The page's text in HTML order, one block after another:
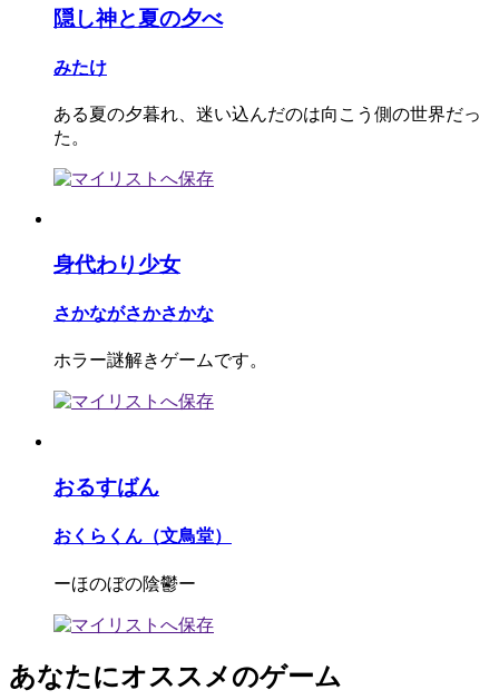
隠し神と夏の夕べ
みたけ
ある夏の夕暮れ、迷い込んだのは向こう側の世界だっ
た。
身代わり少女
さかながさかさかな
ホラー謎解きゲームです。
おるすばん
おくらくん（文鳥堂）
ーほのぼの陰鬱ー
あなたにオススメのゲーム